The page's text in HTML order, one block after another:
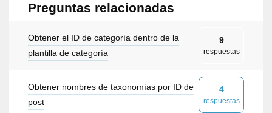
Preguntas relacionadas
Obtener el ID de categoría dentro de la
plantilla de categoría
9
respuestas
Obtener nombres de taxonomías por ID de
post
4
respuestas